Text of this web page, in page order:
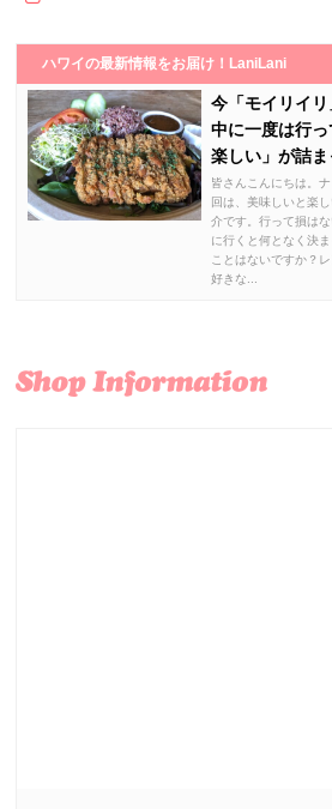
ハワイの最新情報をお届け！LaniLani
今「モイリイ
中に一度は行っ
楽しい」が詰
皆さんこんにちは。
回は、美味しいと楽
介です。行って損は
に行くと何となく決
ことはないですか？
好きな...